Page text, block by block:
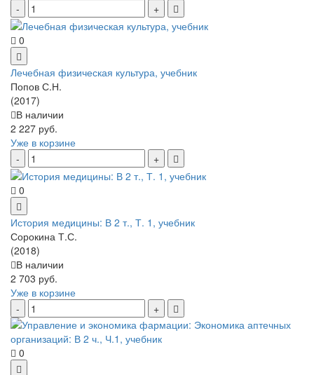
0
Лечебная физическая культура, учебник
Попов С.Н.
(2017)
В наличии
2 227 руб.
Уже в корзине
0
История медицины: В 2 т., Т. 1, учебник
Сорокина Т.С.
(2018)
В наличии
2 703 руб.
Уже в корзине
0